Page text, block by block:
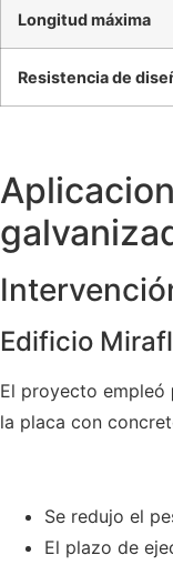
Longitud máxima
Resistencia de
Edificio
El proyecto empleó
la placa con
Se redujo el
El plazo de